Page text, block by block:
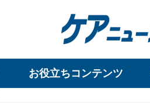
お役立ちコンテンツ